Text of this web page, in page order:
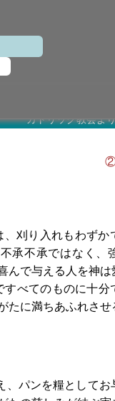
カトリック教会よ
②
刈り入れもわずか
承不承ではなく、
んで与える人を神
べてのものに十分
たに満ちあふれさせ
パンを糧としてお